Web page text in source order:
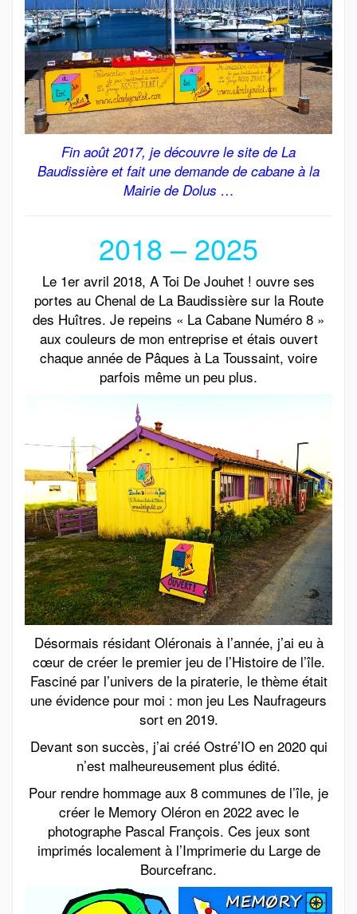
Fin août 2017, je découvre le site de La
Baudissière et fait une demande de cabane à la
Mairie de Dolus …
2018 – 2025
Le 1er avril 2018, A Toi De Jouhet ! ouvre ses
portes au Chenal de La Baudissière sur la Route
des Huîtres. Je repeins « La Cabane Numéro 8 »
aux couleurs de mon entreprise et étais ouvert
chaque année de Pâques à La Toussaint, voire
parfois même un peu plus.
Désormais résidant Oléronais à l’année, j’ai eu à
cœur de créer le premier jeu de l’Histoire de l’île.
Fasciné par l’univers de la piraterie, le thème était
une évidence pour moi : mon jeu Les Naufrageurs
sort en 2019.
Devant son succès, j’ai créé Ostré’IO en 2020 qui
n’est malheureusement plus édité.
Pour rendre hommage aux 8 communes de l’île, je
créer le Memory Oléron en 2022 avec le
photographe Pascal François. Ces jeux sont
imprimés localement à l’Imprimerie du Large de
Bourcefranc.